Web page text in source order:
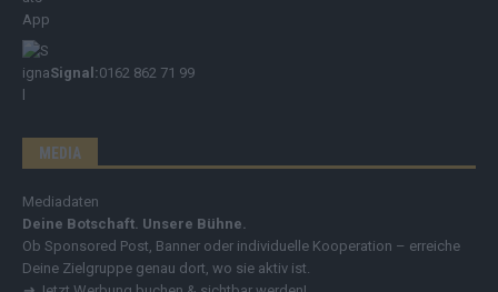
Signal:0162 862 71 99
MEDIA
Mediadaten
Deine Botschaft. Unsere Bühne.
Ob Sponsored Post, Banner oder individuelle Kooperation – erreiche
Deine Zielgruppe genau dort, wo sie aktiv ist.